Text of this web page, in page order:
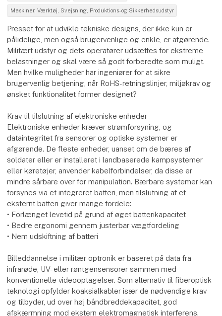
Maskiner, Værktøj, Svejsning, Produktions- og Sikkerhedsudstyr
Presset for at udvikle tekniske designs, der ikke kun er
pålidelige, men også brugervenlige og enkle, er afgørende.
Militært udstyr og dets operatører udsættes for ekstreme
belastninger og skal være så godt forberedte som muligt.
Men hvilke muligheder har ingeniører for at sikre
brugervenlig betjening, når RoHS-retningslinjer, miljøkrav og
ønsket funktionalitet former designet?
Krav til tilslutning af elektroniske enheder
Elektroniske enheder kræver strømforsyning, og
dataintegritet fra sensorer og optiske systemer er
afgørende. De fleste enheder, uanset om de bæres af
soldater eller er installeret i landbaserede kampsystemer
eller køretøjer, anvender kabelforbindelser, da disse er
mindre sårbare over for manipulation. Bærbare systemer kan
forsynes via et integreret batteri, men tilslutning af et
eksternt batteri giver mange fordele:
• Forlænget levetid på grund af øget batterikapacitet
• Bedre ergonomi gennem justerbar vægtfordeling
• Nem udskiftning af batteri
Billeddannelse i militær optronik er baseret på data fra
infrarøde, UV- eller røntgensensorer sammen med
konventionelle videooptagelser. Som alternativ til fiberoptisk
teknologi opfylder koaksialkabler især de nødvendige krav
og tilbyder, ud over høj båndbreddekapacitet, god
afskærmning mod ekstern elektromagnetisk interferens.